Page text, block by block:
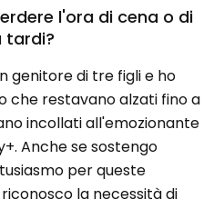
l'ora di cena o di
tardi?
genitore di tre figli e ho
che restavano alzati fino a
incollati all'emozionante
Anche se sostengo
per queste
la necessità di